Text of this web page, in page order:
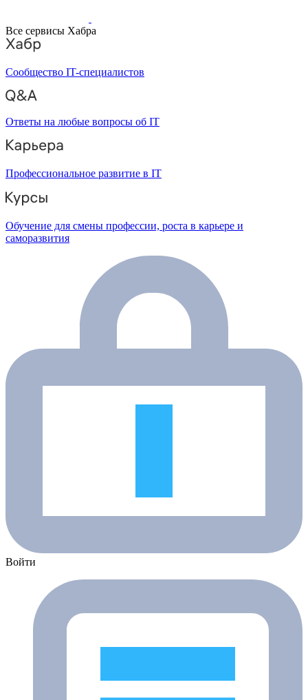
Все сервисы Хабра
Сообщество IT-специалистов
Ответы на любые вопросы об IT
Профессиональное развитие в IT
Обучение для смены профессии, роста в карьере и
саморазвития
Войти